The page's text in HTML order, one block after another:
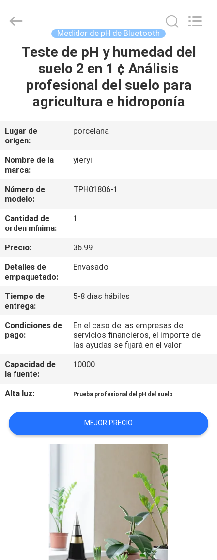
INICIO
PRODUCTOS
SOBRE
NOSOTROS
VISITA
A
LA
FÁBRICA
CONTROL
CALIDAD
CONTACTO
NOTICIAS
TODOS
CASOS
SITEMAP
YIERYI
Technology
Medidor de pH de Bluetooth
Teste de pH y humedad del
suelo 2 en 1 ¢ Análisis
profesional del suelo para
agricultura e hidroponía
Lugar de
origen:
porcelana
Nombre de la
marca:
yieryi
Número de
modelo:
TPH01806-1
Cantidad de
orden mínima:
1
Precio:
36.99
Detalles de
empaquetado:
Envasado
Tiempo de
entrega:
5-8 días hábiles
Condiciones de
pago:
En el caso de las empresas de
servicios financieros, el importe de
las ayudas se fijará en el valor
Capacidad de
la fuente:
10000
Alta luz: Prueba profesional del pH del suelo
MEJOR PRECIO